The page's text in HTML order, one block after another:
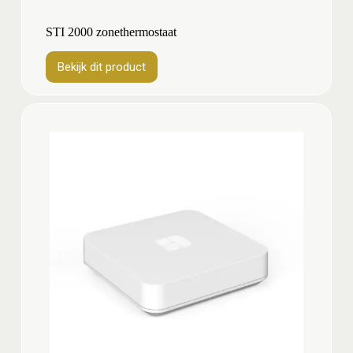
STI 2000 zonethermostaat
Bekijk dit product
Bekijk
dit